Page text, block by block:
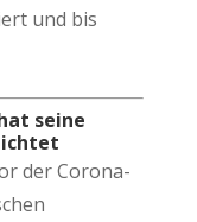
und bis
seine
der Corona-